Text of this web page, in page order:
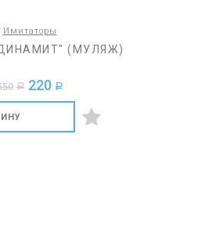
Имитаторы
(МУЛЯЖ)
a 220 a